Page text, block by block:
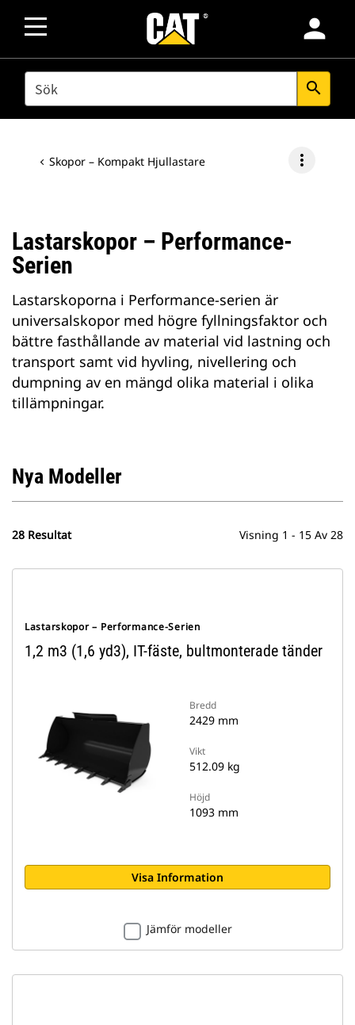
person
SEARCH search
Skopor – Kompakt Hjullastare more_vert
Lastarskopor – Performance-
Serien
Lastarskoporna i Performance-serien är
universalskopor med högre fyllningsfaktor och
bättre fasthållande av material vid lastning och
transport samt vid hyvling, nivellering och
dumpning av en mängd olika material i olika
tillämpningar.
Nya Modeller
28 Resultat Visning 1 - 15 Av 28
Lastarskopor – Performance-Serien
1,2 m3 (1,6 yd3), IT-fäste, bultmonterade tänder
Bredd
2429 mm
Vikt
512.09 kg
Höjd
1093 mm
Visa Information
Jämför modeller